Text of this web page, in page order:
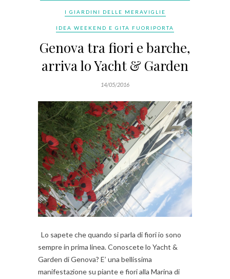
I GIARDINI DELLE MERAVIGLIE
IDEA WEEKEND E GITA FUORIPORTA
Genova tra fiori e barche,
arriva lo Yacht & Garden
14/05/2016
Lo sapete che quando si parla di fiori io sono
sempre in prima linea. Conoscete lo Yacht &
Garden di Genova? E’ una bellissima
manifestazione su piante e fiori alla Marina di